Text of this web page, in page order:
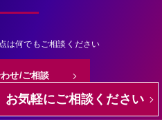
は何でもご相談ください
せ/ご相談
お気軽にご相談ください